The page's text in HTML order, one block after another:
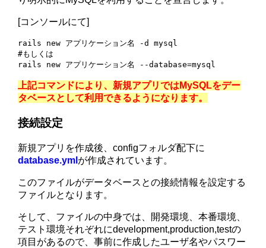
[コンソールにて]
rails new アプリケーション名 -d mysql
#もしくは
rails new アプリケーション名 --database=mysql
上記コマンドにより、新規アプリではMySQLをデー
タベースとして利用できるようになります。
接続設定
新規アプリを作成後、configフォルダ配下に
database.yml が作成されています。
このファイルがデータベースとの接続情報を設定する
ファイルとなります。
そして、ファイルの中身では、開発環境、本番環境、
テスト環境それぞれにdevelopment,production,testの
項目があるので、事前に作成したユーザ名やパスワー